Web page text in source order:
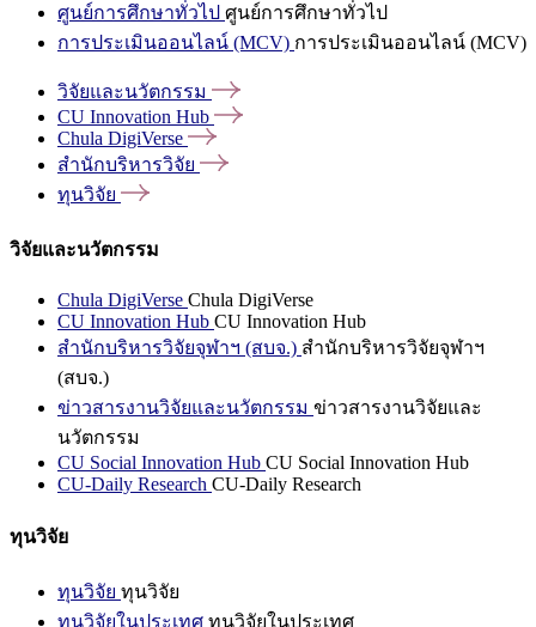
ศูนย์การศึกษาทั่วไป ศูนย์การศึกษาทั่วไป
การประเมินออนไลน์ (MCV) การประเมินออนไลน์ (MCV)
วิจัยและนวัตกรรม
CU Innovation Hub
Chula DigiVerse
สำนักบริหารวิจัย
ทุนวิจัย
วิจัยและนวัตกรรม
Chula DigiVerse Chula DigiVerse
CU Innovation Hub CU Innovation Hub
สำนักบริหารวิจัยจุฬาฯ (สบจ.) สำนักบริหารวิจัยจุฬาฯ
(สบจ.)
ข่าวสารงานวิจัยและนวัตกรรม ข่าวสารงานวิจัยและ
นวัตกรรม
CU Social Innovation Hub CU Social Innovation Hub
CU-Daily Research CU-Daily Research
ทุนวิจัย
ทุนวิจัย ทุนวิจัย
ทุนวิจัยในประเทศ ทุนวิจัยในประเทศ